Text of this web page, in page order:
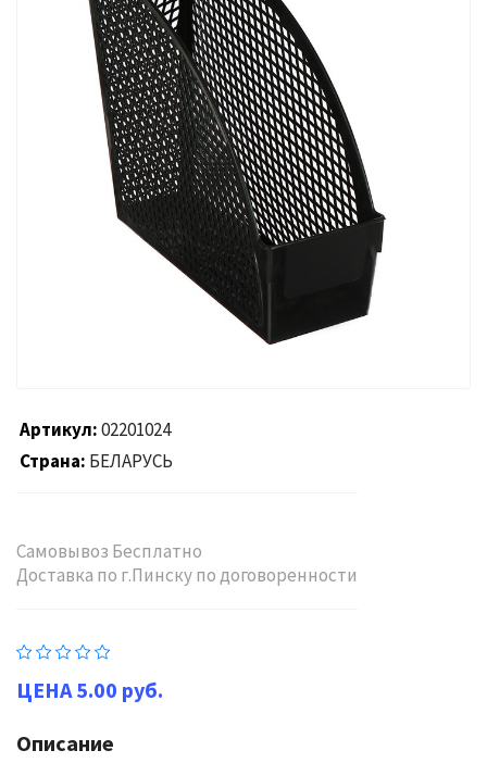
Артикул 02201024
Страна БЕЛАРУСЬ
Самовывоз Бесплатно
Доставка по г.Пинску по договоренности
5.00 руб.
Описание